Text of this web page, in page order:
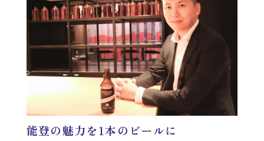
能登の魅力を1本のビールに